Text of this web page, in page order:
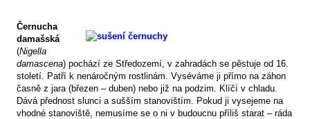
Černucha
damašská
(Nigella
damascena) pochází ze Středozemí, v zahradách se pěstuje od 16.
století. Patří k nenáročným rostlinám. Vyséváme ji přímo na záhon
časně z jara (březen – duben) nebo již na podzim. Klíčí v chladu.
Dává přednost slunci a sušším stanovištím. Pokud ji vysejeme na
vhodné stanoviště, nemusíme se o ni v budoucnu příliš starat – ráda